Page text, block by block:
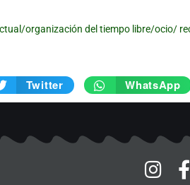
organización del tiempo libre/ocio/
Twitter WhatsApp
I F